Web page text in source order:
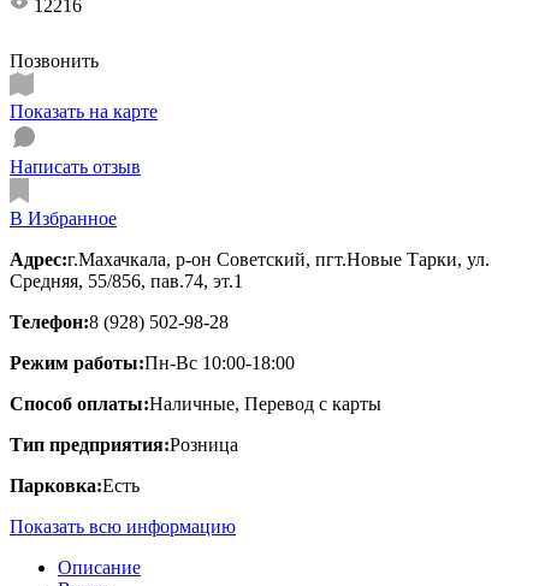
12216
Позвонить
Показать на карте
Написать отзыв
В Избранное
Адрес:г.Махачкала, р-он Советский, пгт.Новые Тарки, ул.​
Средняя, 55/8​56, пав.74, эт.1
Телефон:8 (928) 502-98-28
Режим работы:Пн-Вс 10:00-18:00
Способ оплаты:Наличные, Перевод с карты
Тип предприятия:Розница
Парковка:Есть
Показать всю информацию
Описание